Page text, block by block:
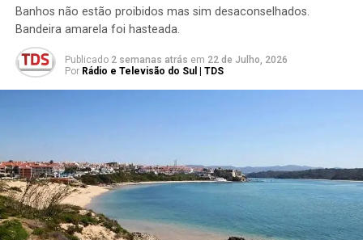
Banhos não estão proibidos mas sim desaconselhados.
Bandeira amarela foi hasteada.
Publicado 2 semanas atrás em 22 de Julho, 2026
Por Rádio e Televisão do Sul | TDS